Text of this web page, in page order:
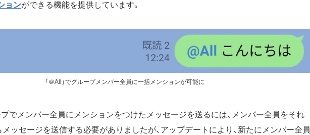
ョンができる機能を提供しています。
「＠All」でグループメンバー全員に一括メンションが可能に
プでメンバー全員にメンションをつけたメッセージを送るには、メンバー全員をそれ
ッセージを送信する必要がありましたが、アップデートにより、新たにメンバー全員